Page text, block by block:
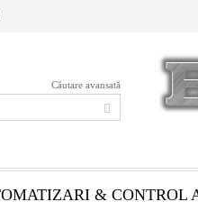
Căutare avansată
& CONTROL